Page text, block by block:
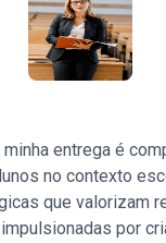
entrega é
no contexto
que valorizam
por